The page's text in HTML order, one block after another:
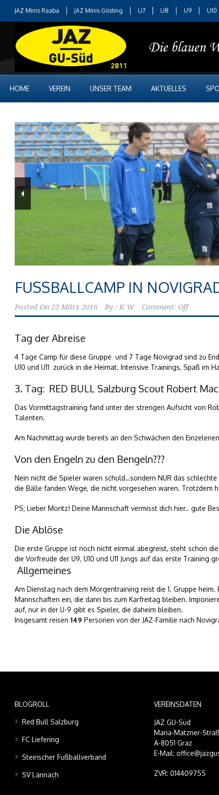
JAZ Minis Raaba JAZ Minis Gösting U7 U8 U9 U10
HOME VEREIN UNSER TEAM AKTUELLES
FUSSBALLCAMP IN
Posted On 22 März 2016 By : K W Comment: Off
Tag der Abreise
4 Tage Camp für diese Gruppe und 7 Tage Novigrad sind zu
U10 und U11 zurück in die Heimat. Intensive Trainings, Spaß im
3. Tag: RED BULL Salzburg Scout Robert
Das Vormittagstraining fand unter der strengen Aufsicht von
Talenten.
Am Nachmittag wurde bereits an den Schwächen den
Von den Engeln zu den Bengeln???
Nein nicht die Spieler waren schuld…sondern NUR das
die Bälle fanden Wege, die nicht vorgesehen waren. Trotzdem
PS; Lieber Moritz! Deine Mannschaft vermisst dich hier.. gute
Die Ablöse
Die erste Gruppe ist noch nicht einmal abegreist, steht schon
die Vorfreude der U9, U10 und U11 Jungs auf das erste Training
Allgemeines
Am Dienstag nach dem Morgentraining reist die 1. Gruppe
Mannschaften ein, die dann bis zum Karfreitag bleiben.
auf, nur in der U-9 gibt es Spieler, die daheim bleiben.
Insgesamt reisen 149 Personen von der JAZ-Familie nach
BLOGROLL
Red Bull Salzburg
FC Liefering
Steirischer Fußballverband
SV Lannach
VEREINSDATEN
JAZ GU-Süd
Maria-Matzner-
A-8051 Graz
E-Mail:
ZVR: 014409755